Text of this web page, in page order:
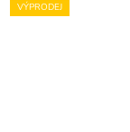
VÝPRODEJ